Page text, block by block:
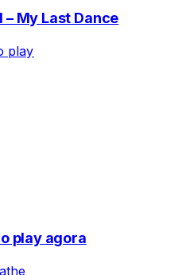
My Last Dance
play agora